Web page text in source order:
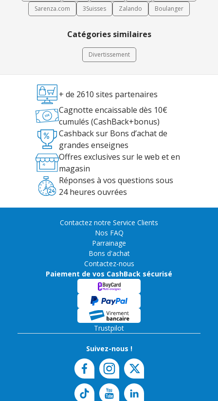
Sarenza.com
3Suisses Zalando Boulanger
Catégories similaires
Divertissement
+ de 2610 sites partenaires
Cagnotte encaissable dès 10€
cumulés (CashBack+bonus)
Cashback sur Bons d’achat de
grandes enseignes
Offres exclusives sur le web et en
magasin
Réponses à vos questions sous
24 heures ouvrées
Contactez notre Service Clients
Nos FAQ
Parrainage
Bons d'achat
Contactez-nous
Paiement de vos CashBack sécurisé
Trustpilot
Suivez-nous !